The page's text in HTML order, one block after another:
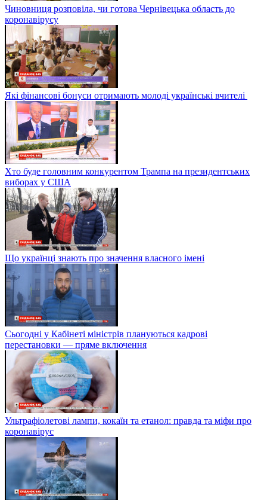
Чиновниця розповіла, чи готова Чернівецька область до
коронавірусу
Які фінансові бонуси отримають молоді українські вчителі
Хто буде головним конкурентом Трампа на президентських
виборах у США
Що українці знають про значення власного імені
Сьогодні у Кабінеті міністрів плануються кадрові
перестановки — пряме включення
Ультрафіолетові лампи, кокаїн та етанол: правда та міфи про
коронавірус